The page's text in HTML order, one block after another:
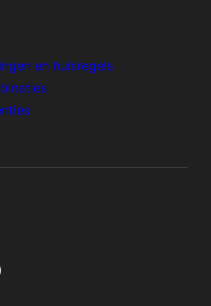
en huisregels